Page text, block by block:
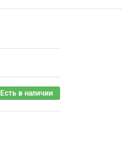
Есть в наличии